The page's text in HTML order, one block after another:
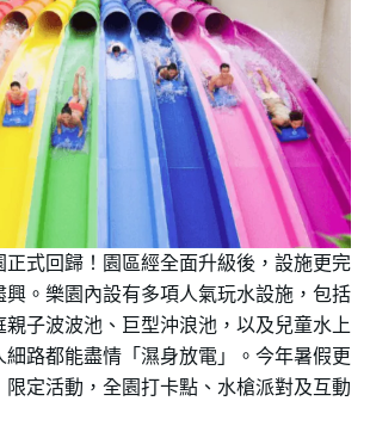
正式回歸！園區經全面升級後，設施更完
興。樂園內設有多項人氣玩水設施，包括
親子波波池、巨型沖浪池，以及兒童水上
路都能盡情「濕身放電」。今年暑假更
定活動，全園打卡點、水槍派對及互動